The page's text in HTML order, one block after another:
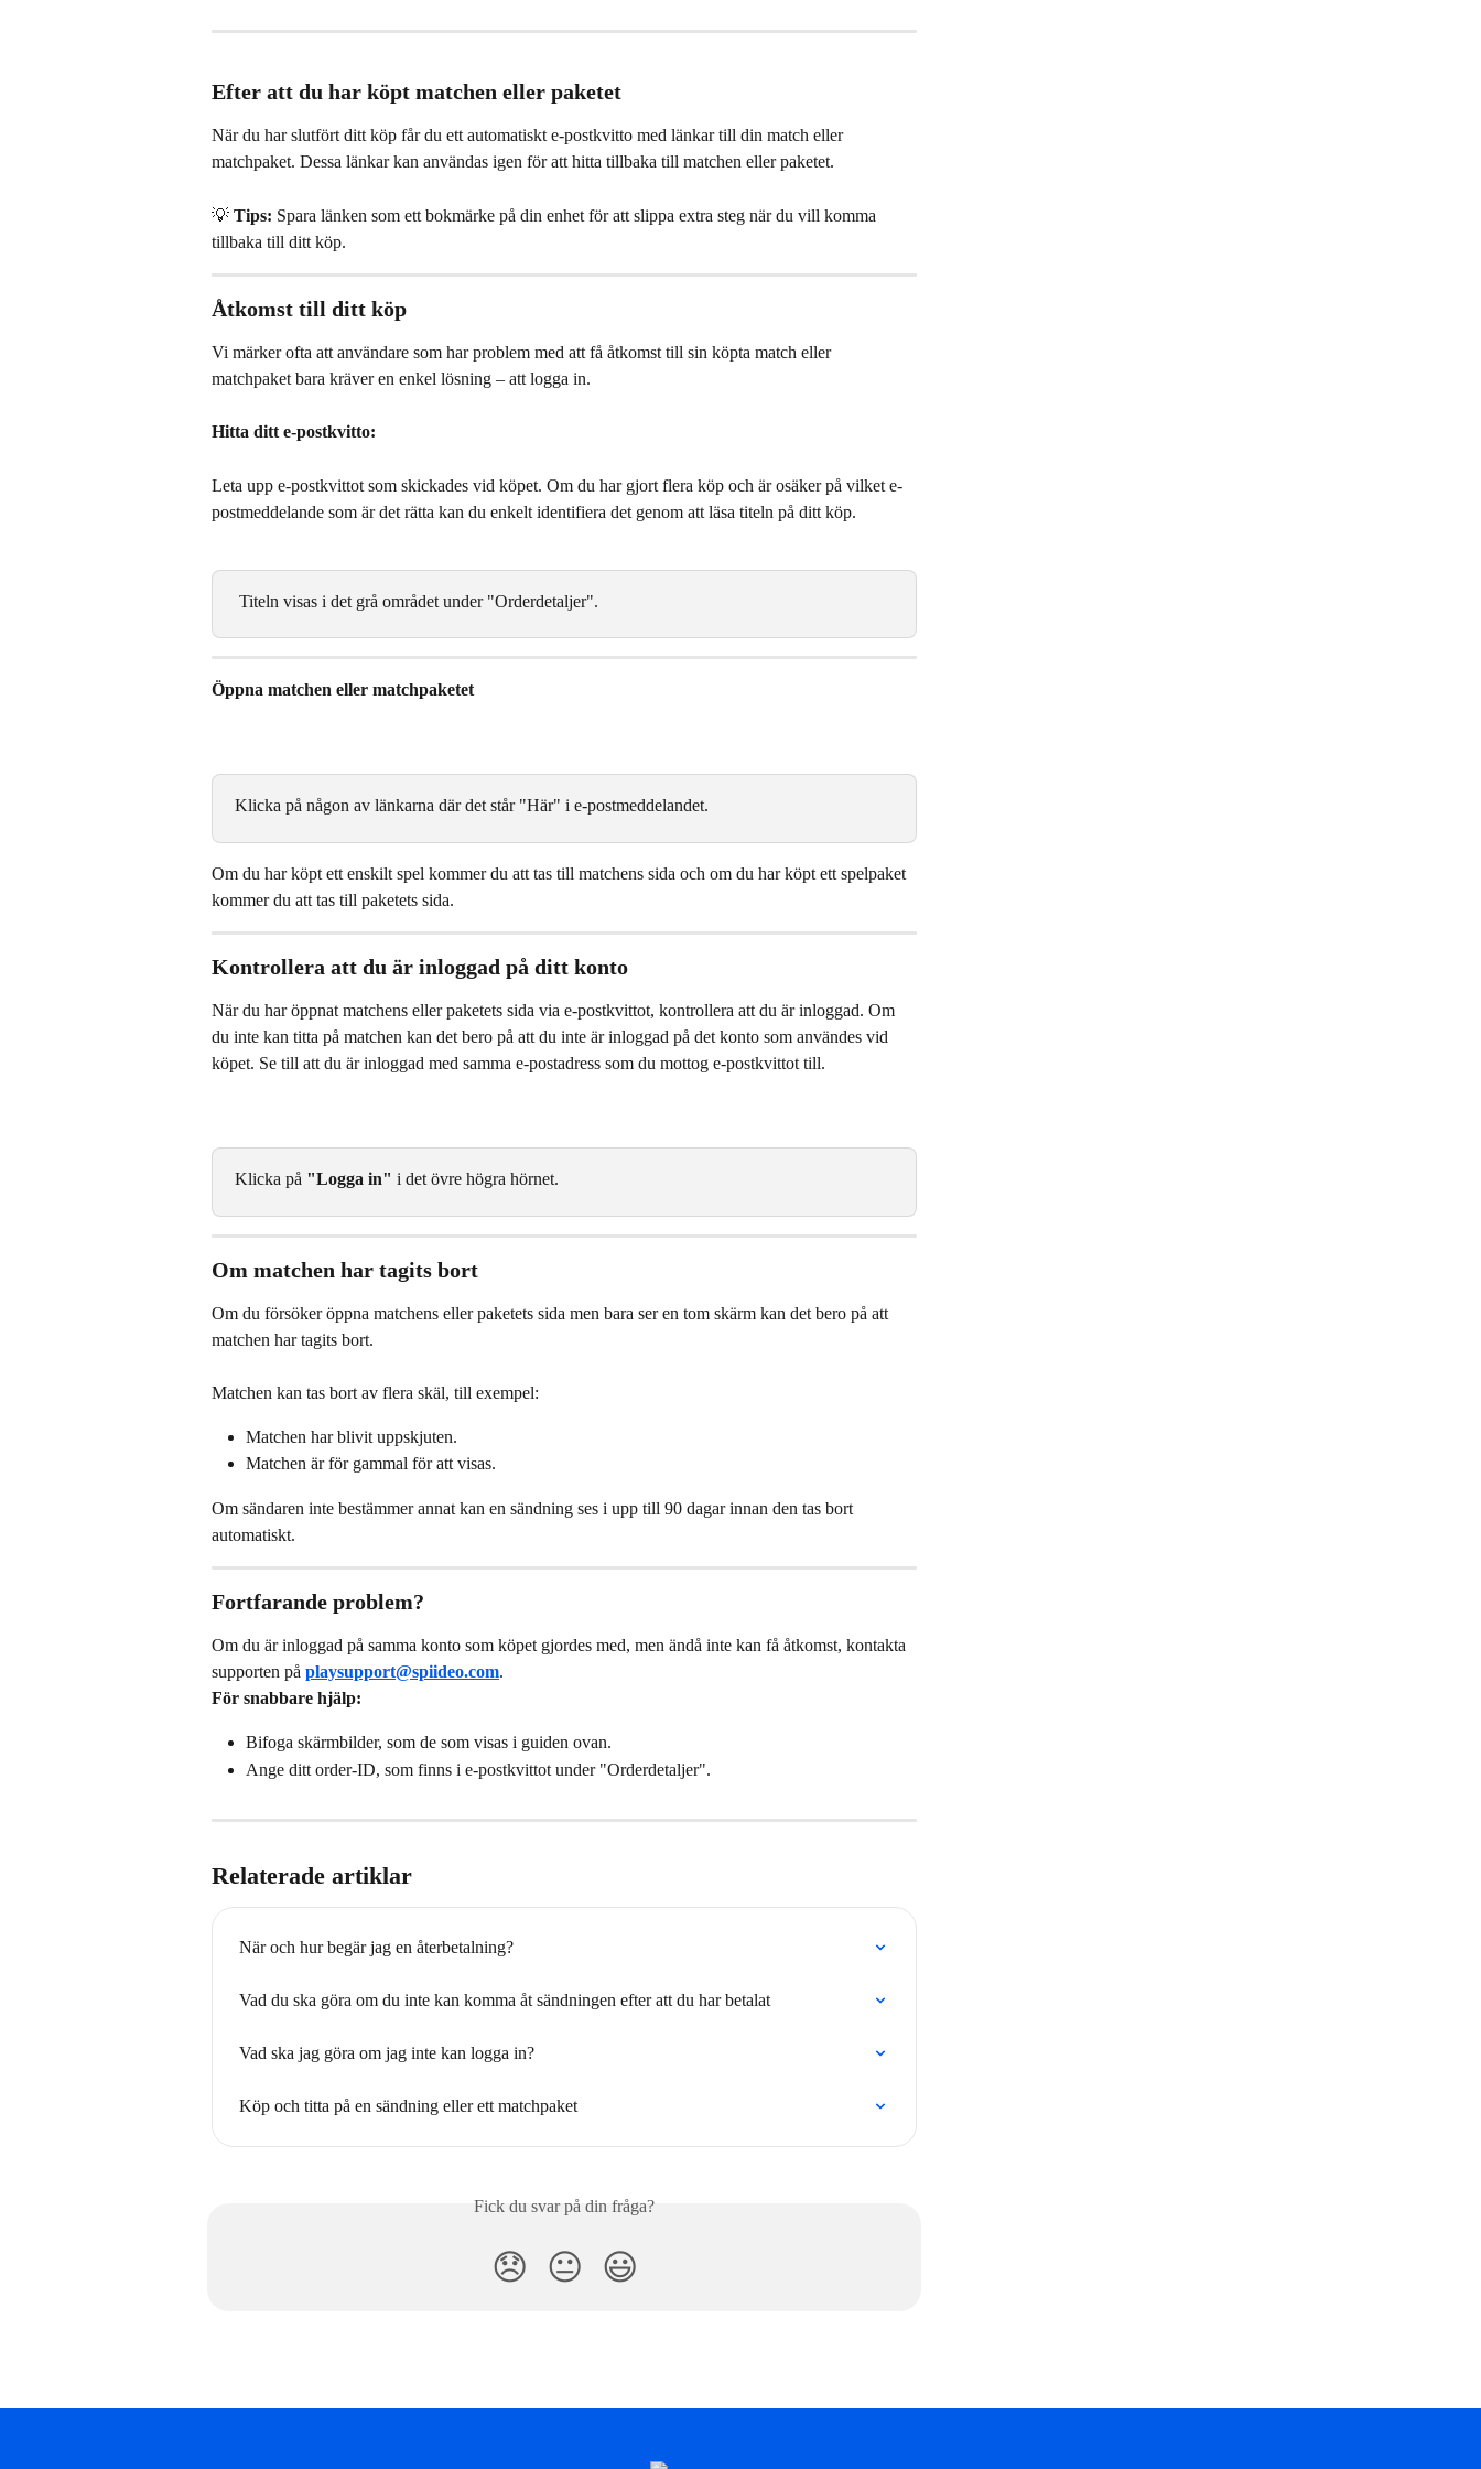
Efter att du har köpt matchen eller paketet
När du har slutfört ditt köp får du ett automatiskt e-postkvitto med länkar till din match eller
matchpaket. Dessa länkar kan användas igen för att hitta tillbaka till matchen eller paketet.
💡 Tips: Spara länken som ett bokmärke på din enhet för att slippa extra steg när du vill komma
tillbaka till ditt köp.
Åtkomst till ditt köp
Vi märker ofta att användare som har problem med att få åtkomst till sin köpta match eller
matchpaket bara kräver en enkel lösning – att logga in.
Hitta ditt e-postkvitto:
Leta upp e-postkvittot som skickades vid köpet. Om du har gjort flera köp och är osäker på vilket e-
postmeddelande som är det rätta kan du enkelt identifiera det genom att läsa titeln på ditt köp.
Titeln visas i det grå området under "Orderdetaljer".
Öppna matchen eller matchpaketet
Klicka på någon av länkarna där det står "Här" i e-postmeddelandet.
Om du har köpt ett enskilt spel kommer du att tas till matchens sida och om du har köpt ett spelpaket
kommer du att tas till paketets sida.
Kontrollera att du är inloggad på ditt konto
När du har öppnat matchens eller paketets sida via e-postkvittot, kontrollera att du är inloggad. Om
du inte kan titta på matchen kan det bero på att du inte är inloggad på det konto som användes vid
köpet. Se till att du är inloggad med samma e-postadress som du mottog e-postkvittot till.
Klicka på "Logga in" i det övre högra hörnet.
Om matchen har tagits bort
Om du försöker öppna matchens eller paketets sida men bara ser en tom skärm kan det bero på att
matchen har tagits bort.
Matchen kan tas bort av flera skäl, till exempel:
Matchen har blivit uppskjuten.
Matchen är för gammal för att visas.
Om sändaren inte bestämmer annat kan en sändning ses i upp till 90 dagar innan den tas bort
automatiskt.
Fortfarande problem?
Om du är inloggad på samma konto som köpet gjordes med, men ändå inte kan få åtkomst, kontakta
supporten på playsupport@spiideo.com.
För snabbare hjälp:
Bifoga skärmbilder, som de som visas i guiden ovan.
Ange ditt order-ID, som finns i e-postkvittot under "Orderdetaljer".
Relaterade artiklar
När och hur begär jag en återbetalning?
Vad du ska göra om du inte kan komma åt sändningen efter att du har betalat
Vad ska jag göra om jag inte kan logga in?
Köp och titta på en sändning eller ett matchpaket
Fick du svar på din fråga?
😞 😐 😃